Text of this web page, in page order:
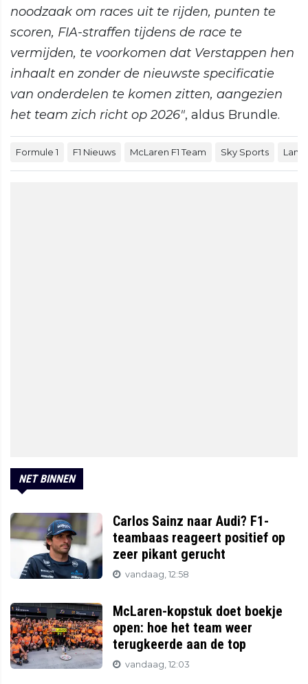
noodzaak om races uit te rijden, punten te
scoren, FIA-straffen tijdens de race te
vermijden, te voorkomen dat Verstappen hen
inhaalt en zonder de nieuwste specificatie
van onderdelen te komen zitten, aangezien
het team zich richt op 2026", aldus Brundle.
Formule 1 F1 Nieuws McLaren F1 Team Sky Sports
NET BINNEN
Carlos Sainz naar Audi? F1-
teambaas reageert positief op
zeer pikant gerucht
vandaag, 12:58
McLaren-kopstuk doet boekje
open: hoe het team weer
terugkeerde aan de top
vandaag, 12:03